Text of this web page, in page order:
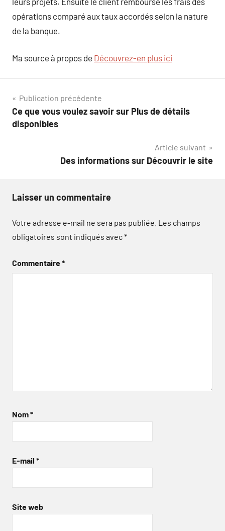
opérations comparé aux taux accordés selon la nature
de la banque.
Ma source à propos de Découvrez-en plus ici
Navigation
de
Publication précédente
Ce que vous voulez savoir sur Plus de détails
disponibles
Article suivant
Des informations sur Découvrir le site
Laisser un commentaire
Votre adresse e-mail ne sera pas publiée. Les champs
obligatoires sont indiqués avec*
Commentaire*
Nom*
E-mail *
Site web